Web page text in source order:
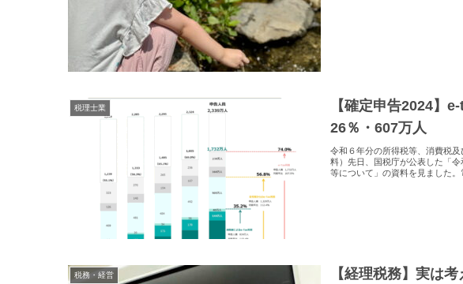
税理士業
【確定申告2024】
26％・607万人
令和６年分の所得税等、消費税
料）先日、国税庁が公表した「
等について」の資料を見ました
税務・経営
【経理税務】実は